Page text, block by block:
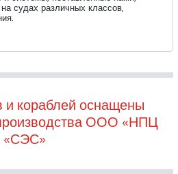
судах различных классов,
и кораблей оснащены
ООО «НПЦ
«СЭС»